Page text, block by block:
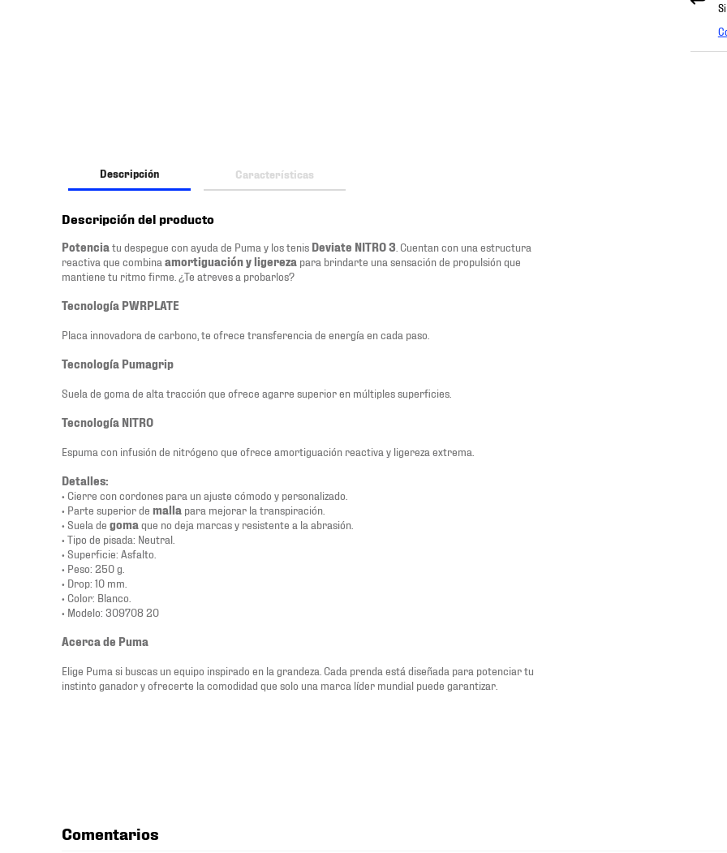
Descripción Características
Descripción del producto
Potencia tu despegue con ayuda de Puma y los tenis Deviate NITRO 3 . Cuentan con una estructura
reactiva que combina amortiguación y ligereza para brindarte una sensación de propulsión que
mantiene tu ritmo firme. ¿Te atreves a probarlos?
Tecnología PWRPLATE
Placa innovadora de carbono, te ofrece transferencia de energía en cada paso.
Tecnología Pumagrip
Suela de goma de alta tracción que ofrece agarre superior en múltiples superficies.
Tecnología NITRO
Espuma con infusión de nitrógeno que ofrece amortiguación reactiva y ligereza extrema.
Detalles:
• Cierre con cordones para un ajuste cómodo y personalizado.
• Parte superior de malla para mejorar la transpiración.
• Suela de goma que no deja marcas y resistente a la abrasión.
• Tipo de pisada: Neutral.
• Superficie: Asfalto.
• Peso: 250 g.
• Drop: 10 mm.
• Color: Blanco.
• Modelo: 309708 20
Acerca de Puma
Elige Puma si buscas un equipo inspirado en la grandeza. Cada prenda está diseñada para potenciar tu
instinto ganador y ofrecerte la comodidad que solo una marca líder mundial puede garantizar.
Comentarios